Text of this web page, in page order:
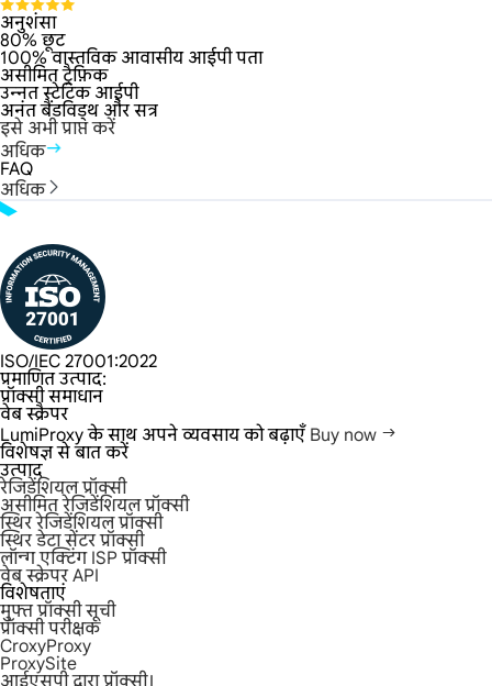
अनुशंसा
80% छूट
100% वास्तविक आवासीय आईपी पता
असीमित ट्रैफ़िक
उन्नत स्टेटिक आईपी
अनंत बैंडविड्थ और सत्र
इसे अभी प्राप्त करें
अधिक
FAQ
अधिक
ISO/IEC 27001:2022
प्रमाणित उत्पाद:
प्रॉक्सी समाधान
वेब स्क्रैपर
LumiProxy के साथ अपने व्यवसाय को बढ़ाएँ Buy now
विशेषज्ञ से बात करें
उत्पाद
रेजिडेंशियल प्रॉक्सी
असीमित रेजिडेंशियल प्रॉक्सी
स्थिर रेजिडेंशियल प्रॉक्सी
स्थिर डेटा सेंटर प्रॉक्सी
लॉन्ग एक्टिंग ISP प्रॉक्सी
वेब स्क्रेपर API
विशेषताएं
मुफ्त प्रॉक्सी सूची
प्रॉक्सी परीक्षक
CroxyProxy
ProxySite
आईएसपी द्वारा प्रॉक्सी।